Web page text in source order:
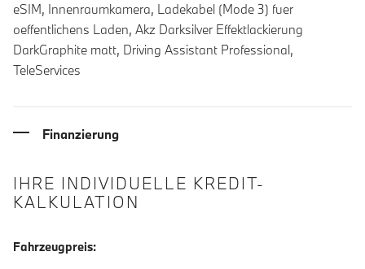
eSIM, Innenraumkamera, Ladekabel (Mode 3) fuer
oeffentlichens Laden, Akz Darksilver Effektlackierung
DarkGraphite matt, Driving Assistant Professional,
TeleServices
Finanzierung
IHRE INDIVIDUELLE KREDIT-
KALKULATION
Fahrzeugpreis: